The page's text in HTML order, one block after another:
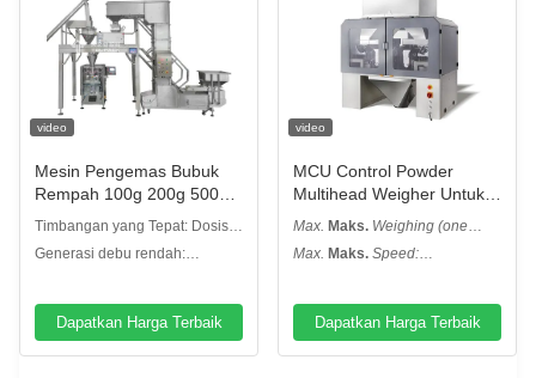
video
Mesin Pengemas Bubuk
Rempah 100g 200g 500g
Peralatan Pengemasan
Bubuk Cabai Mesin
Pengisian dan Penyegel
Timbangan yang Tepat: Dosis
yang stabil dan tepat untuk
Generasi debu rendah:
beterbangan
Dapatkan Harga Terbaik
video
MCU Control Powder
Multihead Weigher Untuk
Biji Teh Obat Herbal
Max. Maks. Weighing (one
hopper): Berat (satu hopper):
Max. Maks. Speed:
Dapatkan Harga Terbaik